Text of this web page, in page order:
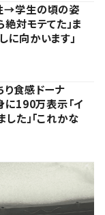
→学生の頃の姿
対モテてた」ま
に向かいます」
食感ドーナ
190万表示「イ
した」「これかな